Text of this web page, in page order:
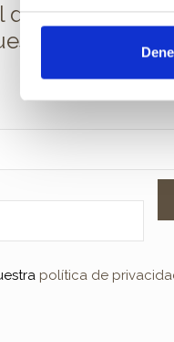
día de todas
newsletter
política de